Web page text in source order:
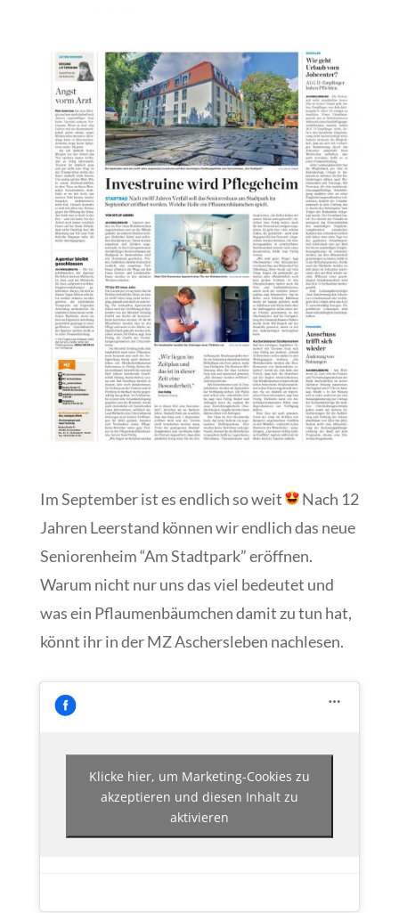
Im September ist es endlich so weit
Nach 12
Jahren Leerstand können wir endlich das neue
Seniorenheim “Am Stadtpark” eröffnen.
Warum nicht nur uns das viel bedeutet und
was ein Pflaumenbäumchen damit zu tun hat,
könnt ihr in der MZ Aschersleben nachlesen.
Klicke hier, um Marketing-Cookies zu
akzeptieren und diesen Inhalt zu
aktivieren